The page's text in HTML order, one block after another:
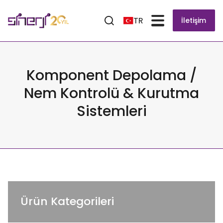
TR İletişim
Komponent Depolama /
Nem Kontrolü & Kurutma
Sistemleri
Ürün Kategorileri